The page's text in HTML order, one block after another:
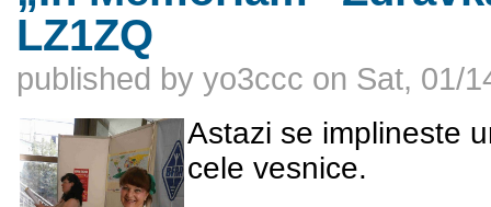
LZ1ZQ
published by yo3ccc on Sat, 01/
Astazi se implineste
cele vesnice.